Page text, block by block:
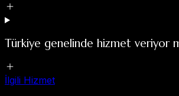
Türkiye genelinde hizmet veriyor
İlgili Hizmet